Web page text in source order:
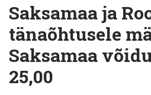
Saksamaa ja
tänaõhtusele
Saksamaa
25,00